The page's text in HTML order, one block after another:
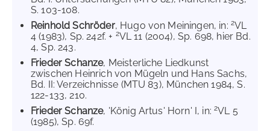
S. 103-108.
Reinhold Schröder, Hugo von Meiningen, in: 2VL
4 (1983), Sp. 242f. + 2VL 11 (2004), Sp. 698, hier Bd.
4, Sp. 243.
Frieder Schanze, Meisterliche Liedkunst
zwischen Heinrich von Mügeln und Hans Sachs,
Bd. II: Verzeichnisse (MTU 83), München 1984, S.
122-133, 210.
Frieder Schanze, 'König Artus' Horn' I, in:2VL 5
(1985), Sp. 69f.